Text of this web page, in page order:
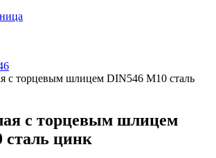
с торцевым шлицем DIN546 М10 сталь
с торцевым шлицем
цинк